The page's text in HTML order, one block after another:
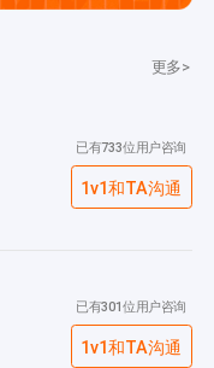
更多>
已有733位用户咨询
1v1和TA沟通
已有301位用户咨询
1v1和TA沟通